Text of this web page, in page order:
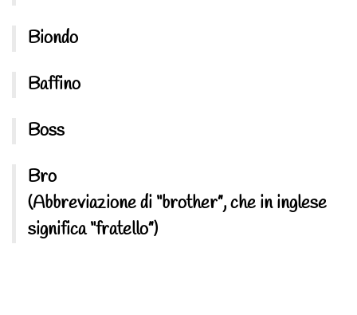
Biondo
Baffino
Boss
Bro
(Abbreviazione di “brother”, che in inglese
significa “fratello”)